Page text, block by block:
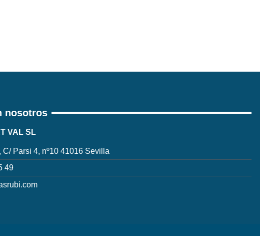
nosotros
VAL SL
C/ Parsi 4, nº10 41016 Sevilla
49